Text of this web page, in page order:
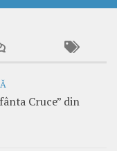
Cruce” din